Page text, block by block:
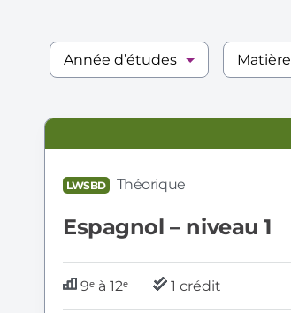
Année d’études Matière
LWSBD:
Espagnol
niveau
LWSBD Théorique
Espagnol – niveau 1
9ᵉ à 12ᵉ 1 crédit